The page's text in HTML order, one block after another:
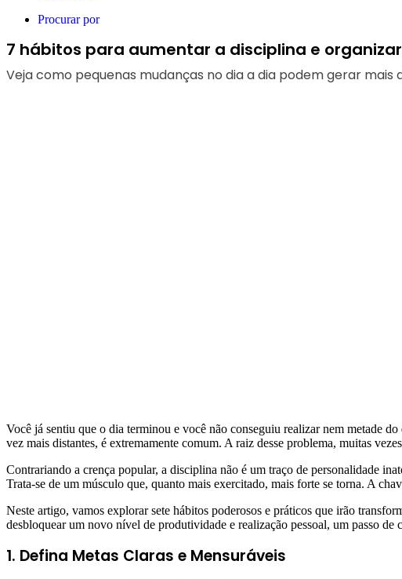
Procurar por
7 hábitos para aumentar a disciplina e
Veja como pequenas mudanças no dia a dia podem gerar
Você já sentiu que o dia terminou e você não conseguiu realizar nem metade
vez mais distantes, é extremamente comum. A raiz desse problema, muitas
Contrariando a crença popular, a disciplina não é um traço de personalidade
Trata-se de um músculo que, quanto mais exercitado, mais forte se torna. A
Neste artigo, vamos explorar sete hábitos poderosos e práticos que irão
desbloquear um novo nível de produtividade e realização pessoal, um passo de
1. Defina Metas Claras e Mensuráveis